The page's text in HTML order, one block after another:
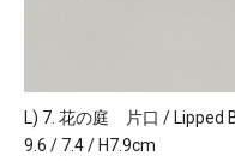
L) 7. 花の庭 片口 / Lipped
9.6 / 7.4 / H7.9cm